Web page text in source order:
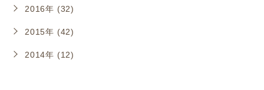
2016年 (32)
2015年 (42)
2014年 (12)